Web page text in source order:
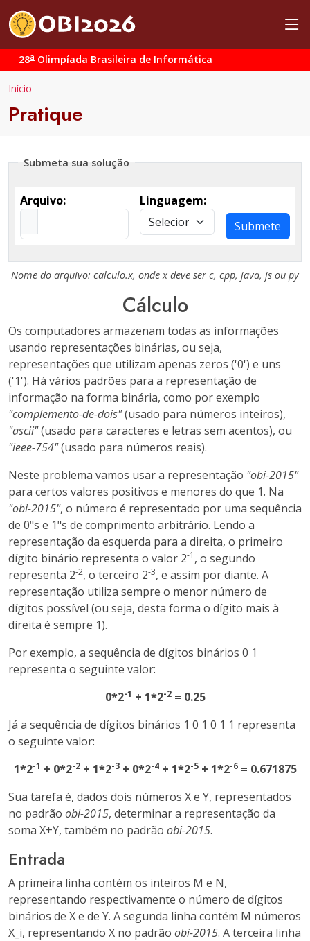
28a Olimpíada Brasileira de Informática
Início
Pratique
Submeta sua solução
Arquivo:
Linguagem:
Submete
Nome do arquivo: calculo.x, ondex deve ser c, cpp, java, js ou py
Cálculo
Os computadores armazenam todas as informações
usando representações binárias, ou seja,
representações que utilizam apenas zeros ('0') e uns
('1'). Há vários padrões para a representação de
informação na forma binária, como por exemplo
"complemento-de-dois"(usado para números inteiros),
"ascii"(usado para caracteres e letras sem acentos), ou
"ieee-754"(usado para números reais).
Neste problema vamos usar a representação "obi-2015"
para certos valores positivos e menores do que 1. Na
"obi-2015", o número é representado por uma sequência
de 0"s e 1"s de comprimento arbitrário. Lendo a
representação da esquerda para a direita, o primeiro
dígito binário representa o valor 2-1 , o segundo
representa 2-2, o terceiro 2-3, e assim por diante. A
representação utiliza sempre o menor número de
dígitos possível (ou seja, desta forma o dígito mais à
direita é sempre 1).
Por exemplo, a sequência de dígitos binários 0 1
representa o seguinte valor:
0*2-1 + 1*2-2= 0.25
Já a sequência de dígitos binários 1 0 1 0 1 1 representa
o seguinte valor:
1*2-1 + 0*2-2+ 1*2-3+ 0*2-4+ 1*2-5+ 1*2-6= 0.671875
Sua tarefa é, dados dois números X e Y, representados
no padrão obi-2015, determinar a representação da
soma X+Y, também no padrão obi-2015.
Entrada
A primeira linha contém os inteiros M e N,
representando respectivamente o número de dígitos
binários de X e de Y. A segunda linha contém M números
X_i, representando X no padrão obi-2015. A terceira linha